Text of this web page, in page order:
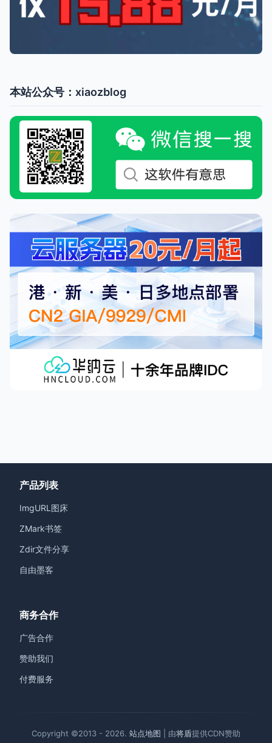
本站公众号：xiaozblog
产品列表
ImgURL图床
ZMark书签
Zdir文件分享
自由墨客
商务合作
广告合作
赞助我们
付费服务
Copyright ©2013 - 2026. 站点地图 | 由将盾提供CDN赞助